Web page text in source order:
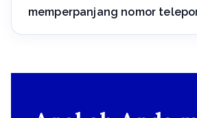
memperpanjang nomor
penerusan berhenti berfungsi.